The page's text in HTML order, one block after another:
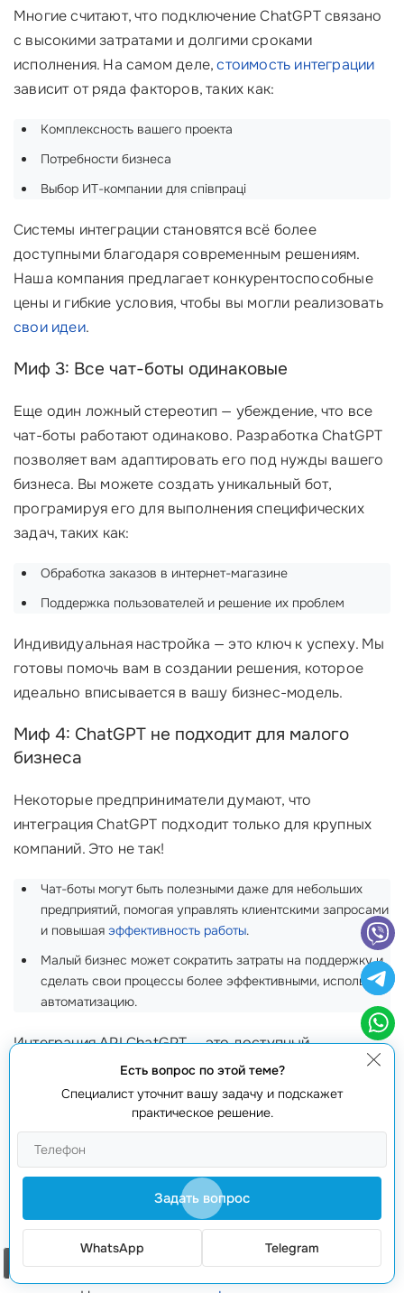
Многие считают, что подключение ChatGPT связано
с высокими затратами и долгими сроками
исполнения. На самом деле,стоимость интеграции
зависит от ряда факторов, таких как:
Комплексность вашего проекта
Потребности бизнеса
Выбор ИТ-компании для співпраці
Системы интеграции становятся всё более
доступными благодаря современным решениям.
Наша компания предлагает конкурентоспособные
цены и гибкие условия, чтобы вы могли реализовать
свои идеи.
Миф 3: Все чат-боты одинаковые
Еще один ложный стереотип — убеждение, что все
чат-боты работают одинаково. Разработка ChatGPT
позволяет вам адаптировать его под нужды вашего
бизнеса. Вы можете создать уникальный бот,
програмируя его для выполнения специфических
задач, таких как:
Обработка заказов в интернет-магазине
Поддержка пользователей и решение их проблем
Индивидуальная настройка — это ключ к успеху. Мы
готовы помочь вам в создании решения, которое
идеально вписывается в вашу бизнес-модель.
Миф 4: ChatGPT не подходит для малого
бизнеса
Некоторые предприниматели думают, что
интеграция ChatGPT подходит только для крупных
компаний. Это не так!
Чат-боты могут быть полезными даже для небольших
предприятий, помогая управлять клиентскими запросами
и повышая эффективность работы.
Малый бизнес может сократить затраты на поддержку и
сделать свои процессы более эффективными, используя
автоматизацию.
Интеграция API ChatGPT — это доступный
инструмент дляповышения конкурентоспособности
Миф 5: Интеграция требует технических
знаний
Некоторые предприниматели уверены, что для
интеграции ChatGPT нужны углубленные знания в
программировании. На самом деле, большинство
современных решений обладают интуитивно
понятными интерфейсами и не требуют специальных
Есть вопрос по этой теме?
Специалист уточнит вашу задачу и подскажет
практическое решение.
Задать вопрос
WhatsApp Telegram
Заказать звонок